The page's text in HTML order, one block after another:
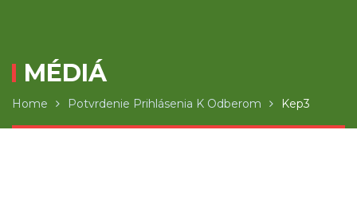
MÉDIÁ
Home Potvrdenie Prihlásenia K Odberom Kep3